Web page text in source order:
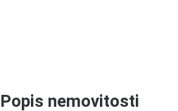
Popis nemovitosti